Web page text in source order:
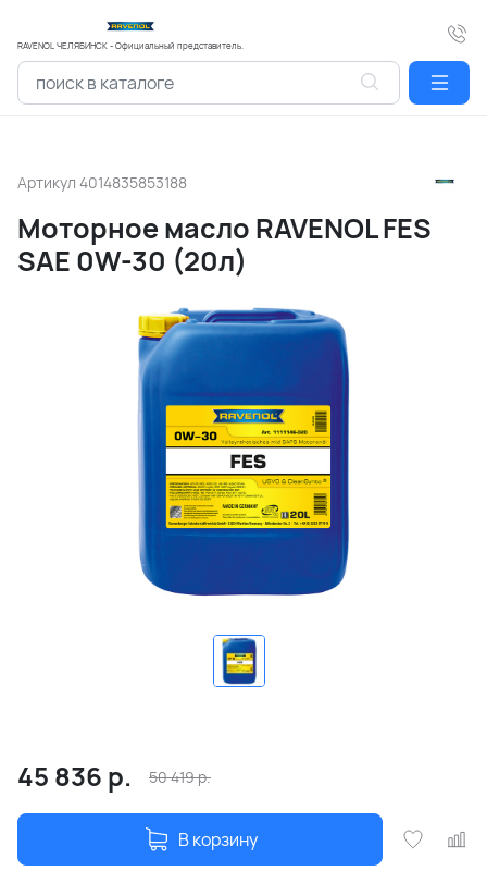
RAVENOL ЧЕЛЯБИНСК - Официальный представитель.
Артикул 4014835853188
Моторное масло RAVENOL FES
SAE 0W-30 (20л)
45 836 р. 50 419р.
В корзину